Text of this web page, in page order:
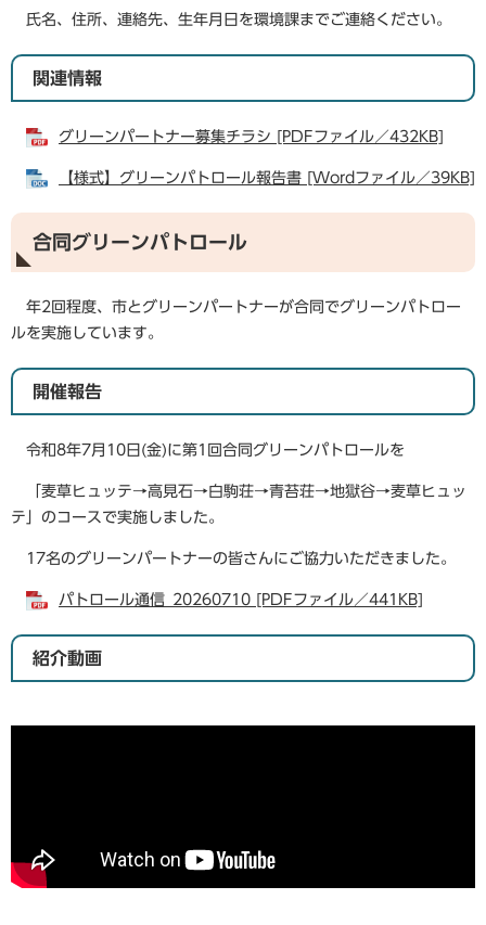
氏名、住所、連絡先、生年月日を環境課までご連絡ください。
関連情報
グリーンパートナー募集チラシ [PDFファイル／432KB]
【様式】グリーンパトロール報告書 [Wordファイル／39KB]
合同グリーンパトロール
年2回程度、市とグリーンパートナーが合同でグリーンパトロー
ルを実施しています。
開催報告
令和8年7月10日(金)に第1回合同グリーンパトロールを
「麦草ヒュッテ→高見石→白駒荘→青苔荘→地獄谷→麦草ヒュッ
テ」のコースで実施しました。
17名のグリーンパートナーの皆さんにご協力いただきました。
パトロール通信_20260710 [PDFファイル／441KB]
紹介動画